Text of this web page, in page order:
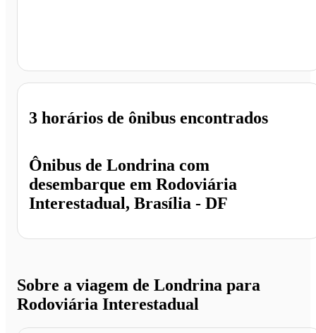
Ônibus de Londrina com
desembarque em Rodoviária
Interestadual, Brasília - DF
3 horários de ônibus encontrados
Sobre a viagem de Londrina para
Rodoviária Interestadual